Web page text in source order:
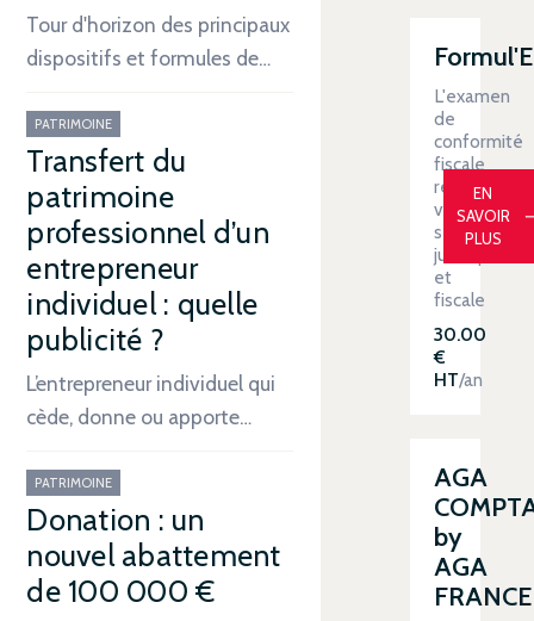
Tour d'horizon des principaux
dispositifs et formules de…
PATRIMOINE
Transfert du
patrimoine
professionnel d’un
entrepreneur
individuel : quelle
publicité ?
L’entrepreneur individuel qui
cède, donne ou apporte…
PATRIMOINE
Donation : un
nouvel abattement
de 100 000 €
L'examen
de
conformité
fiscale
renforce
votre
sécurité
juridique
et
fiscale
30.00
€
HT/an
EN
SAVOIR
PLUS
AGA
by
AGA
FRANCE